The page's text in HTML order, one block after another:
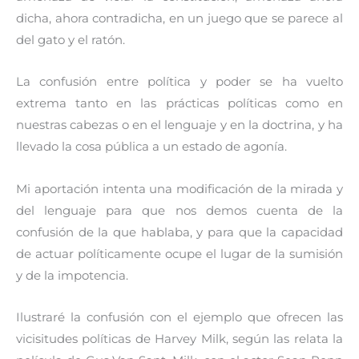
dicha, ahora contradicha, en un juego que se parece al
del gato y el ratón.
La confusión entre política y poder se ha vuelto
extrema tanto en las prácticas políticas como en
nuestras cabezas o en el lenguaje y en la doctrina, y ha
llevado la cosa pública a un estado de agonía.
Mi aportación intenta una modificación de la mirada y
del lenguaje para que nos demos cuenta de la
confusión de la que hablaba, y para que la capacidad
de actuar políticamente ocupe el lugar de la sumisión
y de la impotencia.
Ilustraré la confusión con el ejemplo que ofrecen las
vicisitudes políticas de Harvey Milk, según las relata la